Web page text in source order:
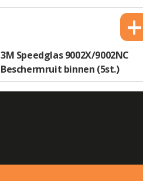
3M Speedglas 9002X/9002NC
Beschermruit binnen (5st.)
+